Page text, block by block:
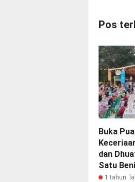
Pos
Buka
dan
Satu
1 tahun